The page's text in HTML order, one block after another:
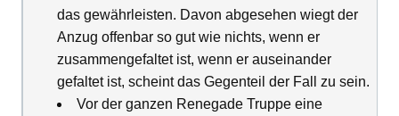
das gewährleisten. Davon abgesehen wiegt der
Anzug offenbar so gut wie nichts, wenn er
zusammengefaltet ist, wenn er auseinander
gefaltet ist, scheint das Gegenteil der Fall zu sein.
Vor der ganzen Renegade Truppe eine